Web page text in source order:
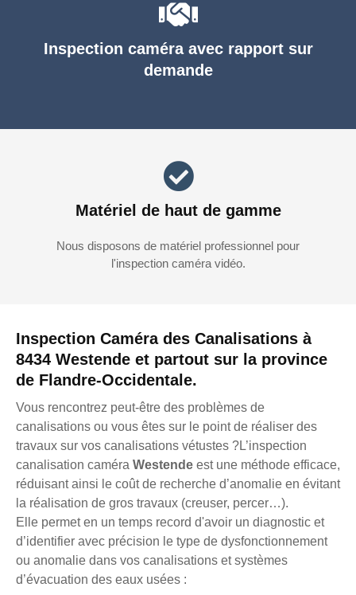
Inspection Caméra des Canalisations à
8434 Westende et partout sur la province
de Flandre-Occidentale.
Vous rencontrez peut-être des problèmes de
canalisations ou vous êtes sur le point de réaliser des
travaux sur vos canalisations vétustes ?L’inspection
canalisation caméra Westende est une méthode efficace,
réduisant ainsi le coût de recherche d’anomalie en évitant
la réalisation de gros travaux (creuser, percer…).
Elle permet en un temps record d'avoir un diagnostic et
d’identifier avec précision le type de dysfonctionnement
ou anomalie dans vos canalisations et systèmes
d’évacuation des eaux usées :
Inspection caméra avec rapport sur
demande
Matériel de haut de gamme
Nous disposons de matériel professionnel pour
l'inspection caméra vidéo.